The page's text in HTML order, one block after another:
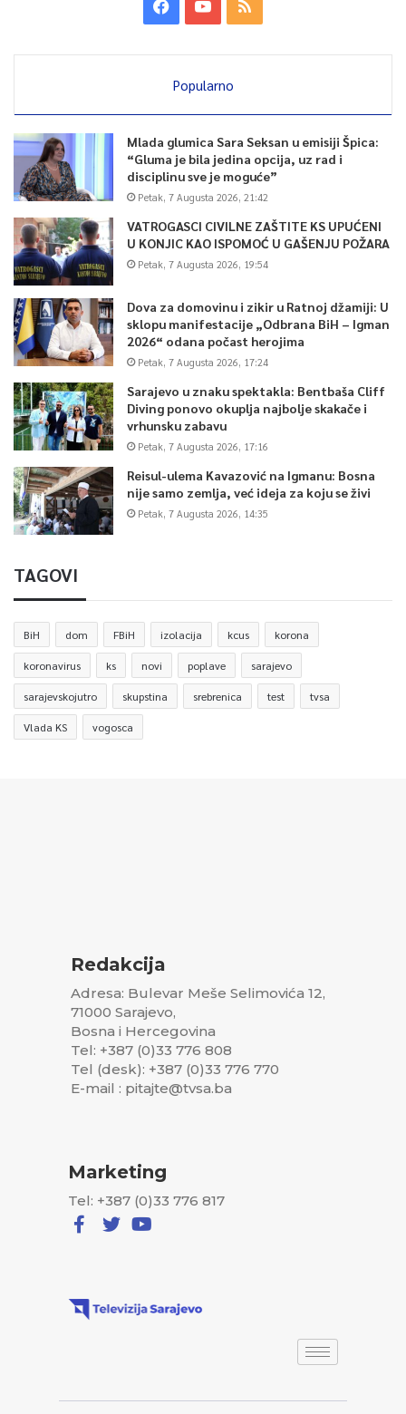
Popularno
Mlada glumica Sara Seksan u emisiji Špica:
“Gluma je bila jedina opcija, uz rad i
disciplinu sve je moguće”
Petak, 7 Augusta 2026, 21:42
VATROGASCI CIVILNE ZAŠTITE KS UPUĆENI
U KONJIC KAO ISPOMOĆ U GAŠENJU POŽARA
Petak, 7 Augusta 2026, 19:54
Dova za domovinu i zikir u Ratnoj džamiji: U
sklopu manifestacije „Odbrana BiH – Igman
2026“ odana počast herojima
Petak, 7 Augusta 2026, 17:24
Sarajevo u znaku spektakla: Bentbaša Cliff
Diving ponovo okuplja najbolje skakače i
vrhunsku zabavu
Petak, 7 Augusta 2026, 17:16
Reisul-ulema Kavazović na Igmanu: Bosna
nije samo zemlja, već ideja za koju se živi
Petak, 7 Augusta 2026, 14:35
TAGOVI
BiH dom FBiH izolacija kcus korona
koronavirus ks novi poplave sarajevo
sarajevskojutro skupstina srebrenica test tvsa
Vlada KS vogosca
Redakcija
Adresa: Bulevar Meše Selimovića 12,
71000 Sarajevo,
Bosna i Hercegovina
Tel: +387 (0)33 776 808
Tel (desk): +387 (0)33 776 770
E-mail : pitajte@tvsa.ba
Marketing
Tel: +387 (0)33 776 817